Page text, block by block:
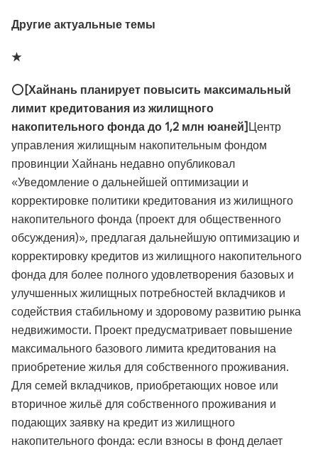
Другие актуальные темы
★
⭕ [Хайнань планирует повысить максимальный
лимит кредитования из жилищного
накопительного фонда до 1,2 млн юаней] Центр
управления жилищным накопительным фондом
провинции Хайнань недавно опубликовал
«Уведомление о дальнейшей оптимизации и
корректировке политики кредитования из жилищного
накопительного фонда (проект для общественного
обсуждения)», предлагая дальнейшую оптимизацию и
корректировку кредитов из жилищного накопительного
фонда для более полного удовлетворения базовых и
улучшенных жилищных потребностей вкладчиков и
содействия стабильному и здоровому развитию рынка
недвижимости. Проект предусматривает повышение
максимального базового лимита кредитования на
приобретение жилья для собственного проживания.
Для семей вкладчиков, приобретающих новое или
вторичное жильё для собственного проживания и
подающих заявку на кредит из жилищного
накопительного фонда: если взносы в фонд делает